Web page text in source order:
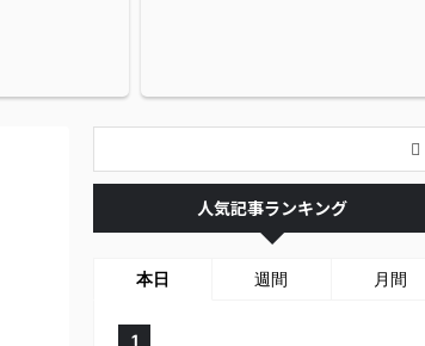
人気記事ランキング
本日 週間 月間